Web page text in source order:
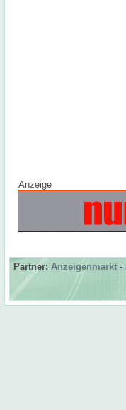
Anzeige
Partner: Anzeigenmarkt -